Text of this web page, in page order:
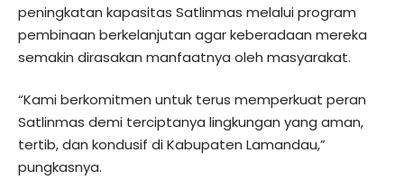
peningkatan kapasitas Satlinmas melalui program
pembinaan berkelanjutan agar keberadaan mereka
semakin dirasakan manfaatnya oleh masyarakat.
“Kami berkomitmen untuk terus memperkuat peran
Satlinmas demi terciptanya lingkungan yang aman,
tertib, dan kondusif di Kabupaten Lamandau,”
pungkasnya.